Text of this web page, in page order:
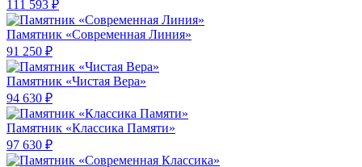
111 593 ₽
Памятник «Современная Линия»
91 250 ₽
Памятник «Чистая Вера»
94 630 ₽
Памятник «Классика Памяти»
97 630 ₽